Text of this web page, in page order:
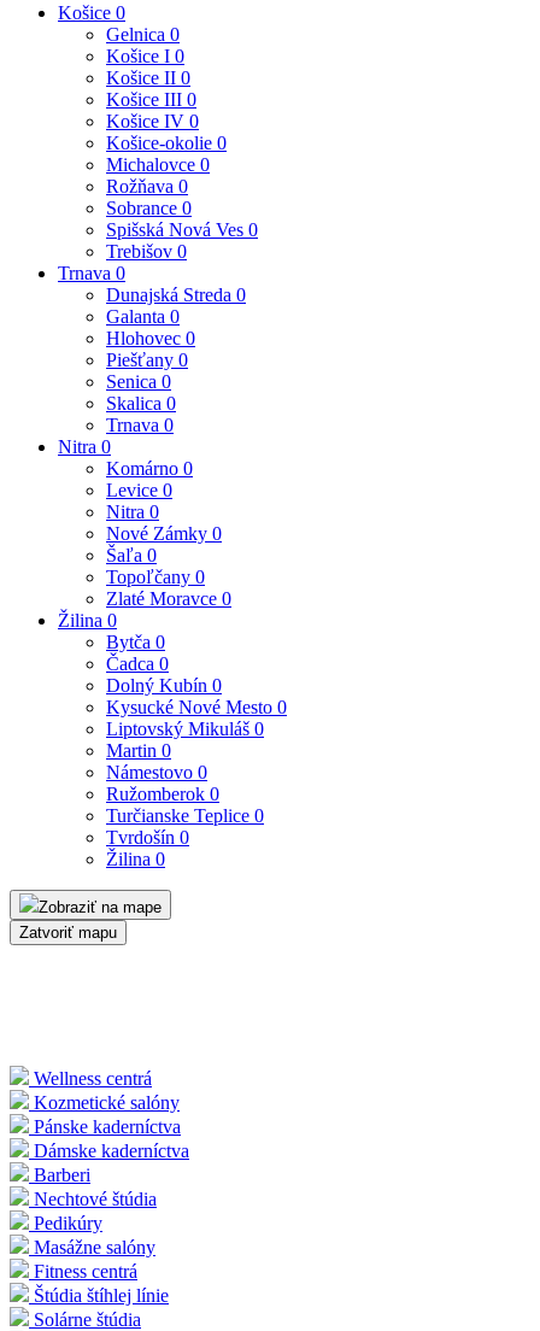
Košice 0
Gelnica 0
Košice I 0
Košice II 0
Košice III 0
Košice IV 0
Košice-okolie 0
Michalovce 0
Rožňava 0
Sobrance 0
Spišská Nová Ves 0
Trebišov 0
Trnava 0
Dunajská Streda 0
Galanta 0
Hlohovec 0
Piešťany 0
Senica 0
Skalica 0
Trnava 0
Nitra 0
Komárno 0
Levice 0
Nitra 0
Nové Zámky 0
Šaľa 0
Topoľčany 0
Zlaté Moravce 0
Žilina 0
Bytča 0
Čadca 0
Dolný Kubín 0
Kysucké Nové Mesto 0
Liptovský Mikuláš 0
Martin 0
Námestovo 0
Ružomberok 0
Turčianske Teplice 0
Tvrdošín 0
Žilina 0
Zobraziť na mape
Zatvoriť mapu
Wellness centrá
Kozmetické salóny
Pánske kaderníctva
Dámske kaderníctva
Barberi
Nechtové štúdia
Pedikúry
Masážne salóny
Fitness centrá
Štúdia štíhlej línie
Solárne štúdia